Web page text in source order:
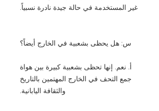
غير المستخدمة في حالة جيدة نادرة نسبياً.
س: هل يحظى بشعبية في الخارج أيضاً؟
أ. نعم. إنها تحظى بشعبية كبيرة بين هواة
جمع التحف في الخارج المهتمين بالتاريخ
والثقافة اليابانية.